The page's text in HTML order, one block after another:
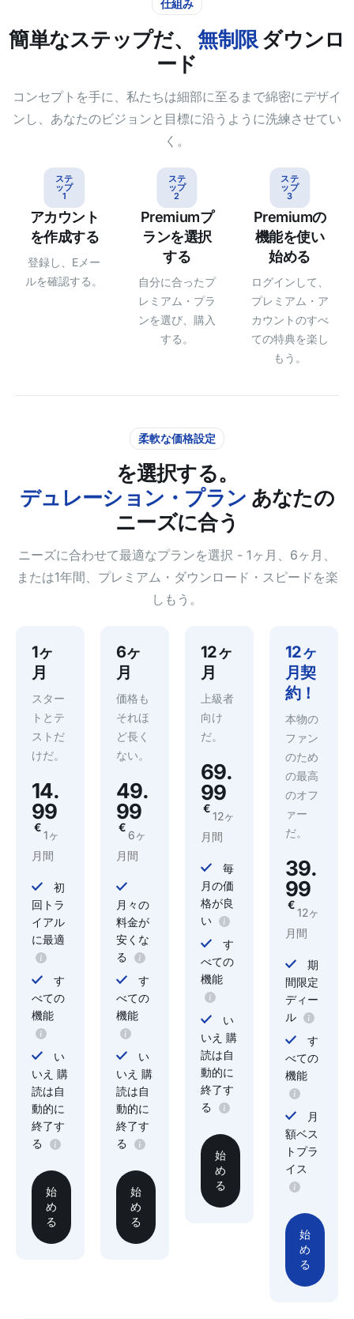
仕組み
簡単なステップだ、無制限 ダウンロ
ード
コンセプトを手に、私たちは細部に至るまで綿密にデザイ
ンし、あなたのビジョンと目標に沿うように洗練させてい
く。
アカウント
を作成する
登録し、Eメー
ルを確認する。
ステ
ップ
1
Premiumプ
ランを選択
する
自分に合ったプ
レミアム・プラ
ンを選び、購入
する。
ステ
ップ
2
Premiumの
機能を使い
始める
ログインして、
プレミアム・ア
カウントのすべ
ての特典を楽し
もう。
ステ
ップ
3
柔軟な価格設定
を選択する。
デュレーション・プラン あなたの
ニーズに合う
ニーズに合わせて最適なプランを選択 - 1ヶ月、6ヶ月、
または1年間、プレミアム・ダウンロード・スピードを楽
しもう。
1ヶ
月
スター
トとテ
ストだ
けだ。
14.
99
€
1ヶ
月間
初
回トラ
イアル
に最適
す
べての
機能
い
いえ 購
読は自
動的に
終了す
る
始
め
る
6ヶ
月
価格も
それほ
ど長く
ない。
49.
99
€
6ヶ
月間
月々の
料金が
安くな
る
す
べての
機能
い
いえ 購
読は自
動的に
終了す
る
始
め
る
12ヶ
月
上級者
向け
だ。
69.
99
€
12ヶ
月間
毎
月の価
格が良
い
す
べての
機能
い
いえ 購
読は自
動的に
終了す
る
始
め
る
12ヶ
月契
約！
本物の
ファン
のため
の最高
のオフ
ァー
だ。
39.
99
€
12ヶ
月間
期
間限定
ディー
ル
す
べての
機能
月
額ベス
トプラ
イス
始
め
る